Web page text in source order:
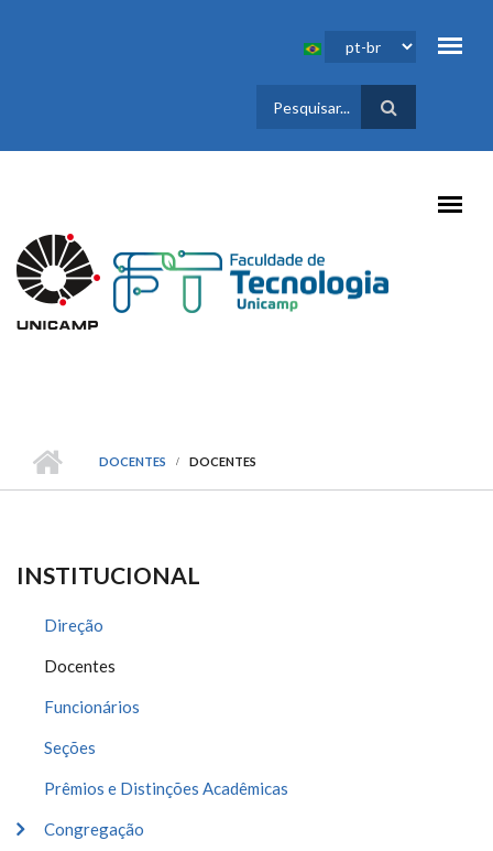
FORMULÁRIO
DE BUSCA
DOCENTES DOCENTES
INSTITUCIONAL
Direção
Docentes
Funcionários
Seções
Prêmios e Distinções Acadêmicas
Congregação